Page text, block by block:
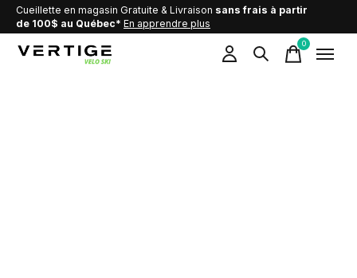
Cueillette en magasin Gratuite & Livraison sans frais à partir
de 100$ au Québec* En apprendre plus
0items